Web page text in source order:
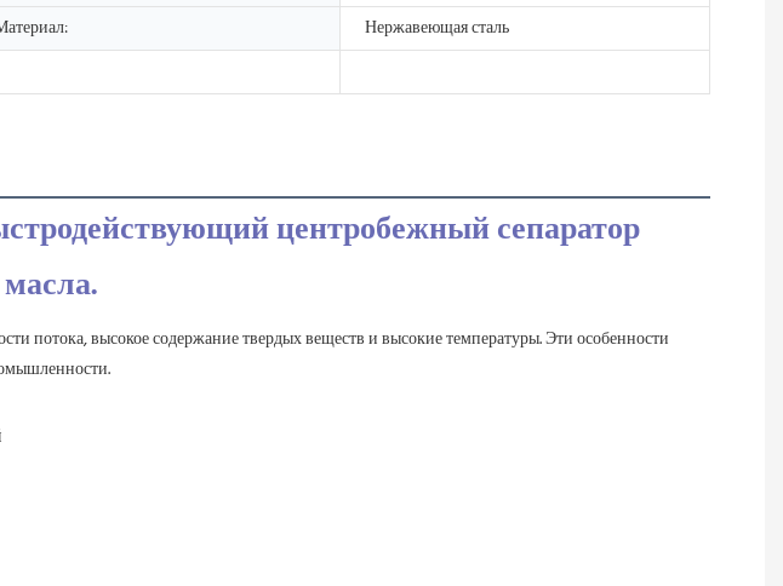
Нержавеющая сталь
центробежный сепаратор
потока, высокое содержание твердых веществ и высокие температуры. Эти особенности